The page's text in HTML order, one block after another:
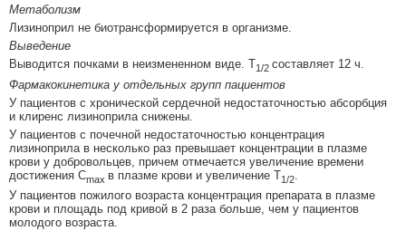
Метаболизм
Лизиноприл не биотрансформируется в организме.
Выведение
Выводится почками в неизмененном виде. T1/2 составляет 12 ч.
Фармакокинетика у отдельных групп пациентов
У пациентов с хронической сердечной недостаточностью абсорбция
и клиренс лизиноприла снижены.
У пациентов с почечной недостаточностью концентрация
лизиноприла в несколько раз превышает концентрации в плазме
крови у добровольцев, причем отмечается увеличение времени
достижения Cmax в плазме крови и увеличение T1/2
У пациентов пожилого возраста концентрация препарата в плазме
крови и площадь под кривой в 2 раза больше, чем у пациентов
молодого возраста.